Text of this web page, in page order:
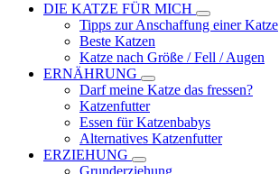
DIE KATZE FÜR MICH
Tipps zur Anschaffung einer Katze
Beste Katzen
Katze nach Größe / Fell / Augen
ERNÄHRUNG
Darf meine Katze das fressen?
Katzenfutter
Essen für Katzenbabys
Alternatives Katzenfutter
ERZIEHUNG
Grunderziehung